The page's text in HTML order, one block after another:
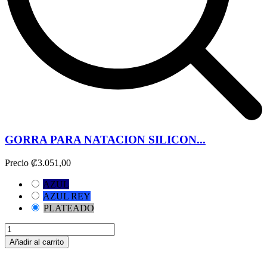
GORRA PARA NATACION SILICON...
Precio ₡3.051,00
AZUL
AZUL REY
PLATEADO
Añadir al carrito